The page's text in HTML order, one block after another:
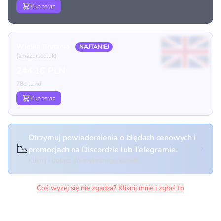
Kup teraz
NAJTANIEJ
(amazon.co.uk)
78d temu
Kup teraz
📉
Otrzymuj powiadomienia o błędach cenowych i
promocjach na Discordzie lub Telegramie.
Coś wyżej się nie zgadza? Kliknij mnie i zgłoś to